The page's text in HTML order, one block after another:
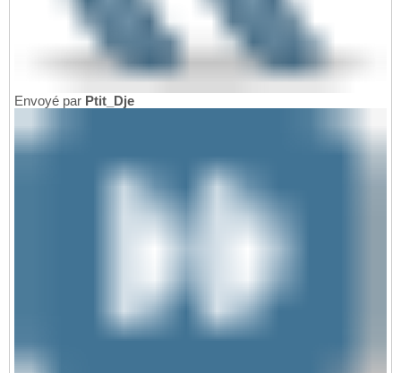
Envoyé par Ptit_Dje